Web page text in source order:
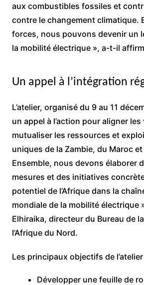
aux combustibles fossiles et
contre le changement climatique.
forces, nous pouvons devenir un
la mobilité électrique », a-t-il
Un appel à l’intégration
L’atelier, organisé du 9 au 11
un appel à l’action pour aligner
mutualiser les ressources et
uniques de la Zambie, du Maroc et
Ensemble, nous devons élaborer
mesures et des initiatives
potentiel de l’Afrique dans la
mondiale de la mobilité électrique
Elhiraika, directeur du Bureau de
l’Afrique du Nord.
Les principaux objectifs de
Développer une feuille de